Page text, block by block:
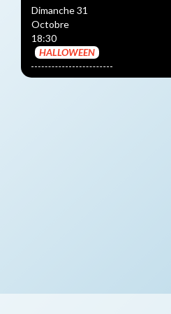
Dimanche 31
Octobre
18:30
HALLOWEEN